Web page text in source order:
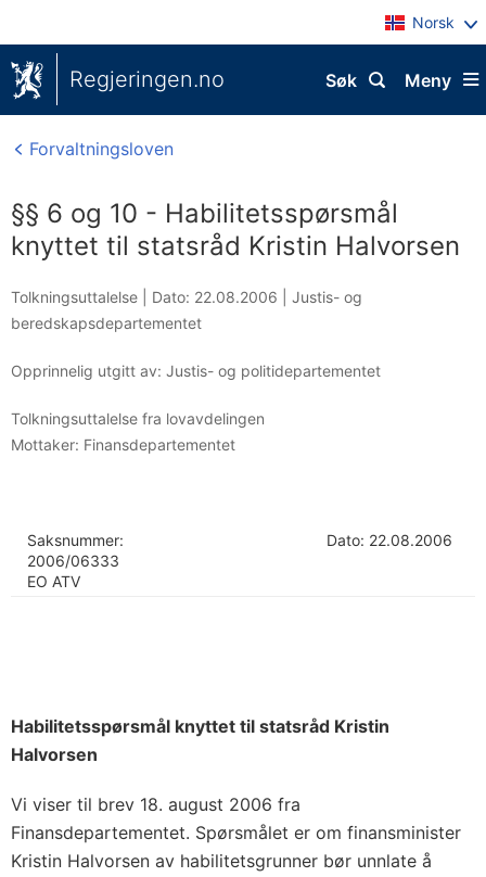
Norsk
Regjeringen.no Meny
Søk
Forvaltningsloven
§§ 6 og 10 - Habilitetsspørsmål
knyttet til statsråd Kristin Halvorsen
Tolkningsuttalelse | Dato: 22.08.2006
Justis- og
beredskapsdepartementet
Opprinnelig utgitt av: Justis- og politidepartementet
Tolkningsuttalelse fra lovavdelingen
Mottaker: Finansdepartementet
Saksnummer:
2006/06333
EO ATV
Dato: 22.08.2006
Habilitetsspørsmål knyttet til statsråd Kristin
Halvorsen
Vi viser til brev 18. august 2006 fra
Finansdepartementet. Spørsmålet er om finansminister
Kristin Halvorsen av habilitetsgrunner bør unnlate å